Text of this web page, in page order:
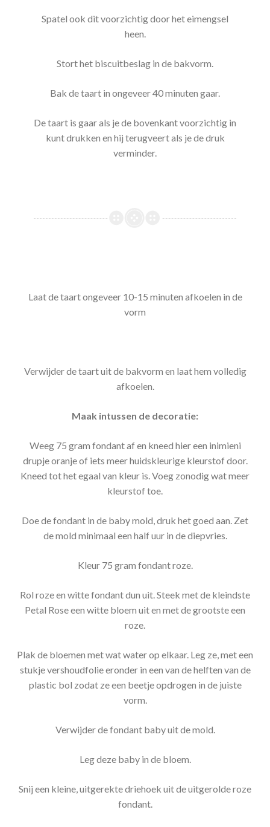
Spatel ook dit voorzichtig door het eimengsel
heen.
Stort het biscuitbeslag in de bakvorm.
Bak de taart in ongeveer 40 minuten gaar.
De taart is gaar als je de bovenkant voorzichtig in
kunt drukken en hij terugveert als je de druk
verminder.
Laat de taart ongeveer 10-15 minuten afkoelen in de
vorm
Verwijder de taart uit de bakvorm en laat hem volledig
afkoelen.
Maak intussen de decoratie:
Weeg 75 gram fondant af en kneed hier een inimieni
drupje oranje of iets meer huidskleurige kleurstof door.
Kneed tot het egaal van kleur is. Voeg zonodig wat meer
kleurstof toe.
Doe de fondant in de baby mold, druk het goed aan. Zet
de mold minimaal een half uur in de diepvries.
Kleur 75 gram fondant roze.
Rol roze en witte fondant dun uit. Steek met de kleindste
Petal Rose een witte bloem uit en met de grootste een
roze.
Plak de bloemen met wat water op elkaar. Leg ze, met een
stukje vershoudfolie eronder in een van de helften van de
plastic bol zodat ze een beetje opdrogen in de juiste
vorm.
Verwijder de fondant baby uit de mold.
Leg deze baby in de bloem.
Snij een kleine, uitgerekte driehoek uit de uitgerolde roze
fondant.